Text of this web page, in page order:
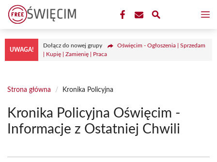
Przejdź
treści
UWAGA!
Dołącz do nowej grupy
Oświęcim - Ogłoszenia | Sprzedam
| Kupię | Zamienię | Praca
Strona główna / Kronika Policyjna
Kronika Policyjna Oświęcim -
Informacje z Ostatniej Chwili